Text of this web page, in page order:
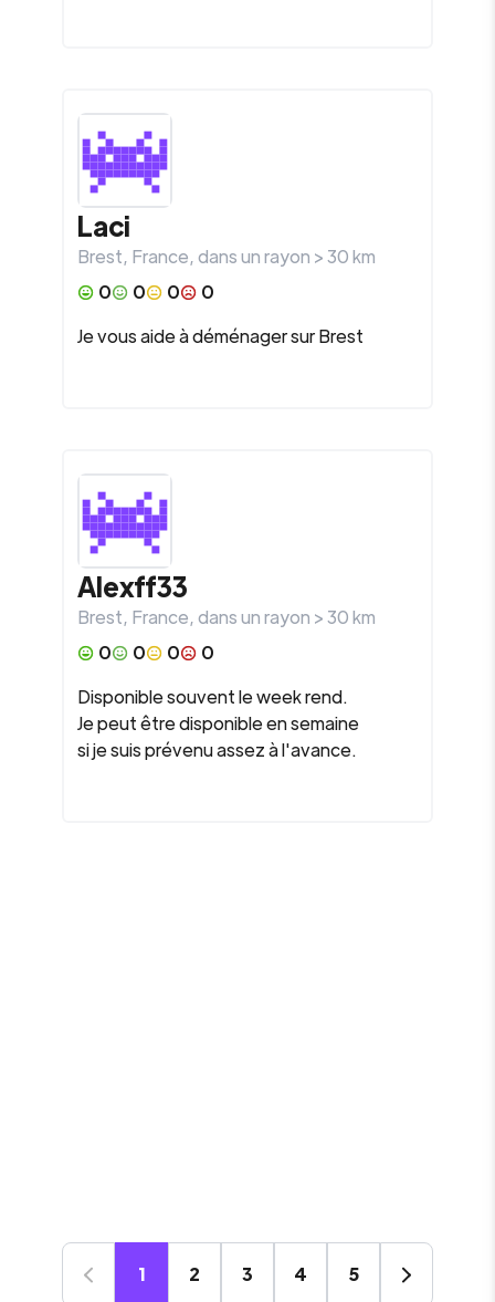
Laci
Brest, France, dans un rayon >30km
0
0 0
0
Je vous aide à déménager sur Brest
Alexff33
Brest, France, dans un rayon >30km
0
0 0
0
Disponible souvent le week rend.
Je peut être disponible en semaine
si je suis prévenu assez à l'avance.
1 2 3 4 5